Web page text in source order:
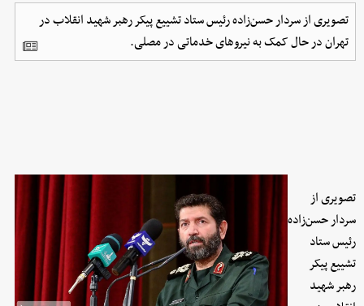
تصویری از سردار حسن‌زاده رئیس ستاد تشییع پیکر رهبر شهید انقلاب در
تهران در حال کمک به نیروهای خدماتی در مصلی.
تصویری از
سردار حسن‌زاده
رئیس ستاد
تشییع پیکر
رهبر شهید